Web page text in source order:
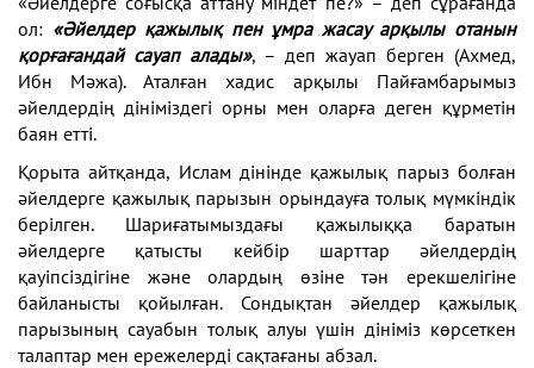
ол: «Әйелдер қажылық пен ұмра жасау арқылы отанын
қорғағандай сауап алады», – деп жауап берген (Ахмед,
Ибн Мәжа). Аталған хадис арқылы Пайғамбарымыз
әйелдердің дініміздегі орны мен оларға деген құрметін
баян етті.
Қорыта айтқанда, Ислам дінінде қажылық парыз болған
әйелдерге қажылық парызын орындауға толық мүмкіндік
берілген. Шариғатымыздағы қажылыққа баратын
әйелдерге қатысты кейбір шарттар әйелдердің
қауіпсіздігіне және олардың өзіне тән ерекшелігіне
байланысты қойылған. Сондықтан әйелдер қажылық
парызының сауабын толық алуы үшін дініміз көрсеткен
талаптар мен ережелерді сақтағаны абзал.